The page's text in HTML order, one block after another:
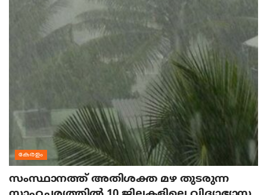
കേരളം
സംസ്ഥാനത്ത് അതിശക്ത മഴ തുടരുന്ന